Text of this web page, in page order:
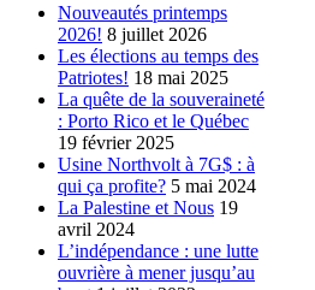
Nouveautés printemps
2026! 8 juillet 2026
Les élections au temps des
Patriotes! 18 mai 2025
La quête de la souveraineté
: Porto Rico et le Québec
19 février 2025
Usine Northvolt à 7G$ : à
qui ça profite? 5 mai 2024
La Palestine et Nous 19
avril 2024
L’indépendance : une lutte
ouvrière à mener jusqu’au